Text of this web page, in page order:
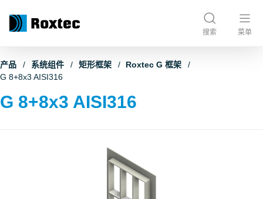
搜索 菜单
产品 系统组件 矩形框架
Roxtec G 框架
G 8+8x3 AISI316
G 8+8x3 AISI316